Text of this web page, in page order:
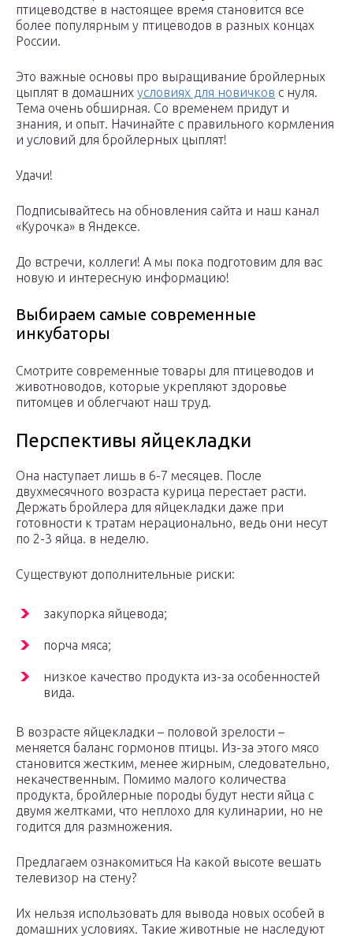
птицеводстве в настоящее время становится все
более популярным у птицеводов в разных концах
России.
Это важные основы про выращивание бройлерных
цыплят в домашних условиях для новичков с нуля.
Тема очень обширная. Со временем придут и
знания, и опыт. Начинайте с правильного кормления
и условий для бройлерных цыплят!
Удачи!
Подписывайтесь на обновления сайта и наш канал
«Курочка» в Яндексе.
До встречи, коллеги! А мы пока подготовим для вас
новую и интересную информацию!
Выбираем самые современные
инкубаторы
Смотрите современные товары для птицеводов и
животноводов, которые укрепляют здоровье
питомцев и облегчают наш труд.
Перспективы яйцекладки
Она наступает лишь в 6-7 месяцев. После
двухмесячного возраста курица перестает расти.
Держать бройлера для яйцекладки даже при
готовности к тратам нерационально, ведь они несут
по 2-3 яйца. в неделю.
Существуют дополнительные риски:
закупорка яйцевода;
порча мяса;
низкое качество продукта из-за особенностей
вида.
В возрасте яйцекладки – половой зрелости –
меняется баланс гормонов птицы. Из-за этого мясо
становится жестким, менее жирным, следовательно,
некачественным. Помимо малого количества
продукта, бройлерные породы будут нести яйца с
двумя желтками, что неплохо для кулинарии, но не
годится для размножения.
Предлагаем ознакомиться На какой высоте вешать
телевизор на стену?
Их нельзя использовать для вывода новых особей в
домашних условиях. Такие животные не наследуют